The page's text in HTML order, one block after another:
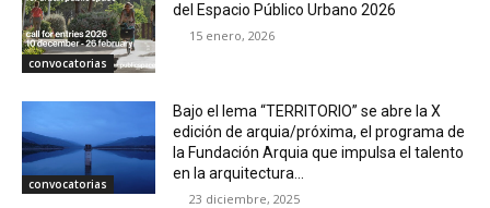
convocatorias
del Espacio Público Urbano 2026
15 enero, 2026
convocatorias
Bajo el lema “TERRITORIO” se abre la X
edición de arquia/próxima, el programa de
la Fundación Arquia que impulsa el talento
en la arquitectura...
23 diciembre, 2025